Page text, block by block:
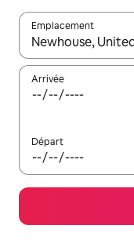
Emplacement
Quand les résultats
Arrivée
Départ